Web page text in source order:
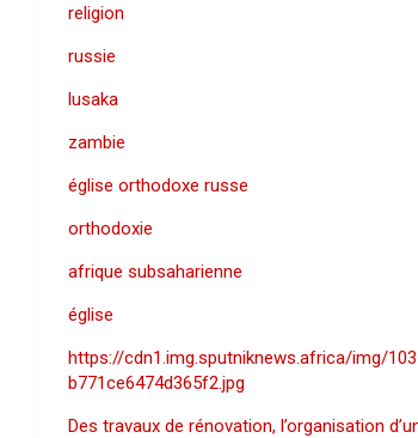
religion
russie
lusaka
zambie
église orthodoxe russe
orthodoxie
afrique subsaharienne
église
https://cdn1.img.sputniknews.africa/img/
b771ce6474d365f2.jpg
Des travaux de rénovation, l’organisation